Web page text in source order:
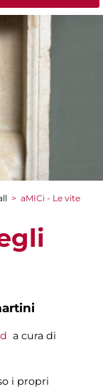
> aMICi - Le vite
a cura di
i propri